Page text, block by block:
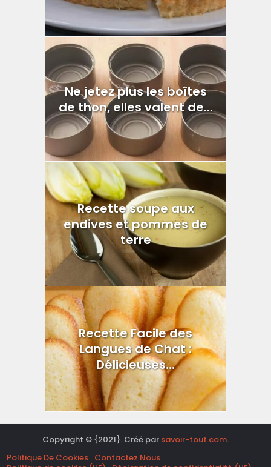
Ne jetez plus les boîtes
de thon, elles valent de...
Recette soupe aux
endives et pommes de
terre
Recette Facile des
Langues de Chat :
Délicieuses...
Copyright © {2021}. Créé par savoir-tout.com.
Politique De Cookies Contactez Nous